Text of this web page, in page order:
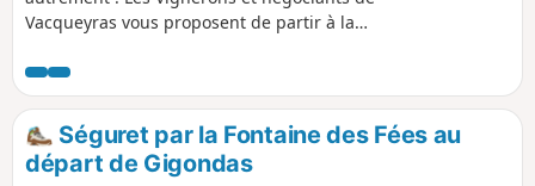
Vacqueyras vous proposent de partir à la
vignes et garrigues. Ce sentier pédestre
vous guidera à travers vignes et chemins
ruraux, jusqu'au plateau des Garrigues, et
vous ramènera au point de départ au centre
du village de Vacqueyras.
Séguret par la Fontaine des Fées au
départ de Gigondas